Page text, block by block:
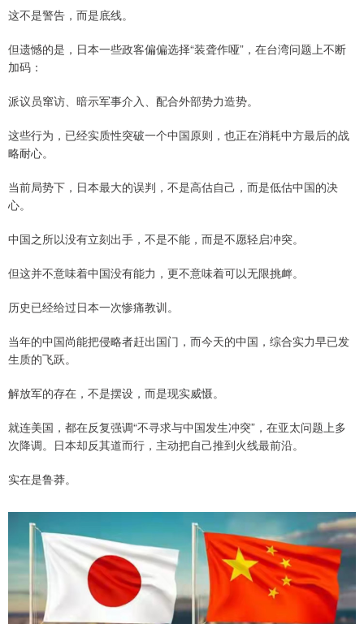
这不是警告，而是底线。
但遗憾的是，日本一些政客偏偏选择“装聋作哑”，在台湾问题上不断
加码：
派议员窜访、暗示军事介入、配合外部势力造势。
这些行为，已经实质性突破一个中国原则，也正在消耗中方最后的战
略耐心。
当前局势下，日本最大的误判，不是高估自己，而是低估中国的决
心。
中国之所以没有立刻出手，不是不能，而是不愿轻启冲突。
但这并不意味着中国没有能力，更不意味着可以无限挑衅。
历史已经给过日本一次惨痛教训。
当年的中国尚能把侵略者赶出国门，而今天的中国，综合实力早已发
生质的飞跃。
解放军的存在，不是摆设，而是现实威慑。
就连美国，都在反复强调“不寻求与中国发生冲突”，在亚太问题上多
次降调。日本却反其道而行，主动把自己推到火线最前沿。
实在是鲁莽。